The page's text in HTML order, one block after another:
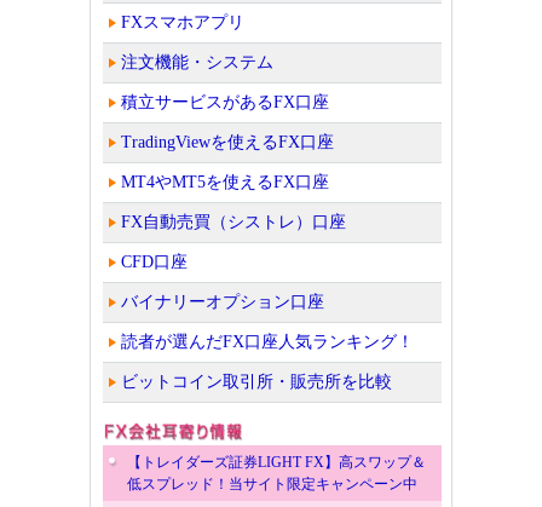
FXスマホアプリ
注文機能・システム
積立サービスがあるFX口座
TradingViewを使えるFX口座
MT4やMT5を使えるFX口座
FX自動売買（シストレ）口座
CFD口座
バイナリーオプション口座
読者が選んだFX口座人気ランキング！
ビットコイン取引所・販売所を比較
【トレイダーズ証券LIGHT FX】高スワップ＆
低スプレッド！当サイト限定キャンペーン中